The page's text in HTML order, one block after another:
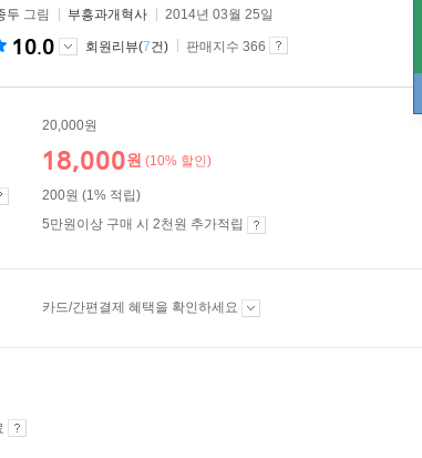
두 그림 부흥과개혁사 2014년 03월 25일
10.0 회원리뷰(7건) 판매지수 366
20,000원
18,000원 (10% 할인)
200원 (1% 적립)
5만원이상 구매 시 2천원 추가적립
카드/간편결제 혜택을 확인하세요